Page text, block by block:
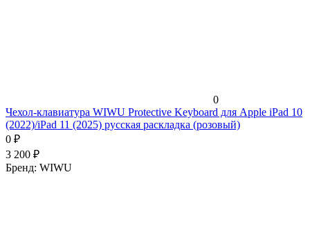
0
Чехол-клавиатура WIWU Protective Keyboard для Apple iPad 10
(2022)/iPad 11 (2025) русская раскладка (розовый)
0 ₽
3 200 ₽
Бренд: WIWU